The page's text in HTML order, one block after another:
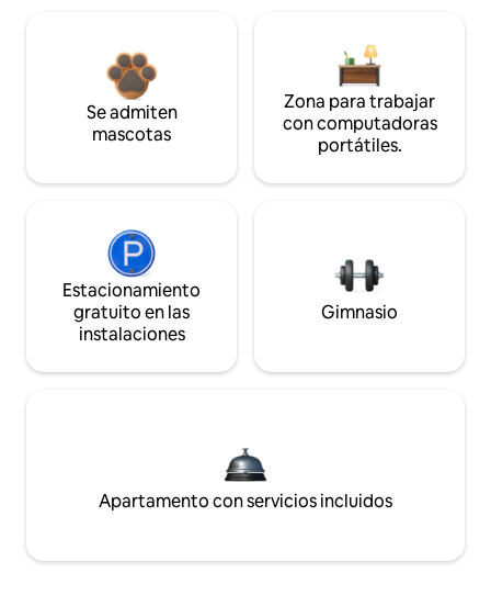
Se admiten
mascotas
Zona para trabajar
con computadoras
portátiles.
Estacionamiento
gratuito en las
instalaciones
Gimnasio
Apartamento con servicios incluidos